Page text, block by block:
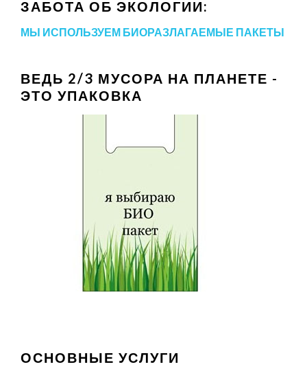
ЗАБОТА ОБ ЭКОЛОГИИ:
МЫ ИСПОЛЬЗУЕМ БИОРАЗЛАГАЕМЫЕ ПАКЕТЫ
ВЕДЬ 2/3 МУСОРА НА ПЛАНЕТЕ -
ЭТО УПАКОВКА
ОСНОВНЫЕ УСЛУГИ